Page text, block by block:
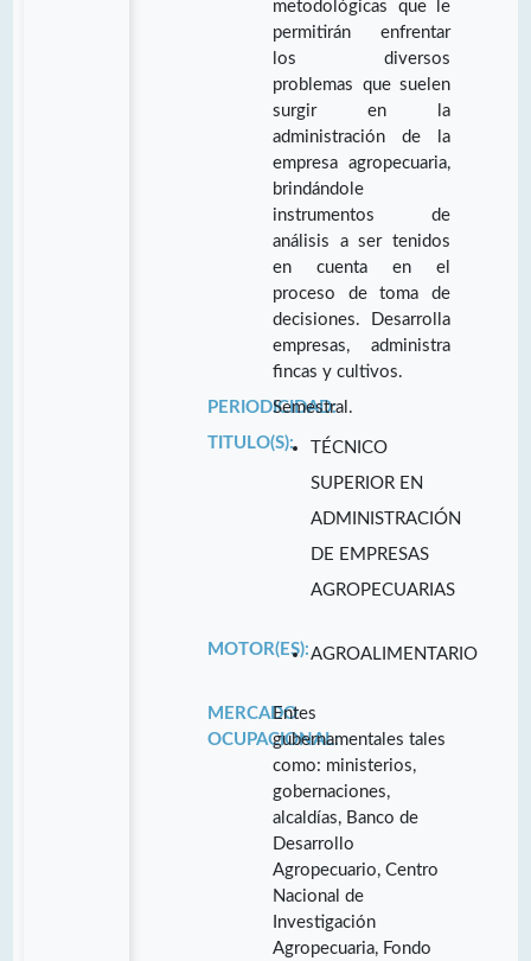
metodológicas que le
permitirán enfrentar
los diversos
problemas que suelen
surgir en la
administración de la
empresa agropecuaria,
brindándole
instrumentos de
análisis a ser tenidos
en cuenta en el
proceso de toma de
decisiones. Desarrolla
empresas, administra
fincas y cultivos.
PERIODICIDAD:
Semestral.
TITULO(S):
TÉCNICO
SUPERIOR EN
ADMINISTRACIÓN
DE EMPRESAS
AGROPECUARIAS
MOTOR(ES):AGROALIMENTARIO
MERCADO
OCUPACIONAL:
Entes
gubernamentales tales
como: ministerios,
gobernaciones,
alcaldías, Banco de
Desarrollo
Agropecuario, Centro
Nacional de
Investigación
Agropecuaria, Fondo